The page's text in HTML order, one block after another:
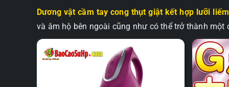
Dương vật cầm tay cong thụt giật kết hợp lưỡi liếm
và âm hộ bên ngoài cũng như có thể trở thành